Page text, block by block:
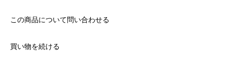
この商品について問い合わせる
買い物を続ける